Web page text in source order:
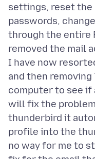
settings, reset the
passwords,
through the entire
removed the mail
I have now
and then
computer to see if
will fix the
thunderbird it
profile into the
no way for me to